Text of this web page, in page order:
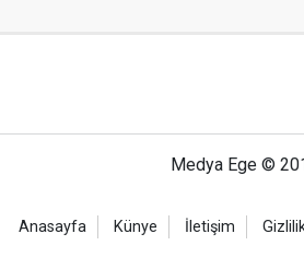
Medya Ege ©
Anasayfa Künye İletişim